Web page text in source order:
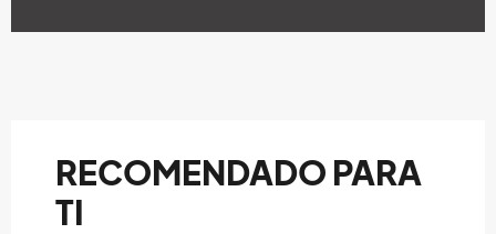
RECOMENDADO PARA
TI